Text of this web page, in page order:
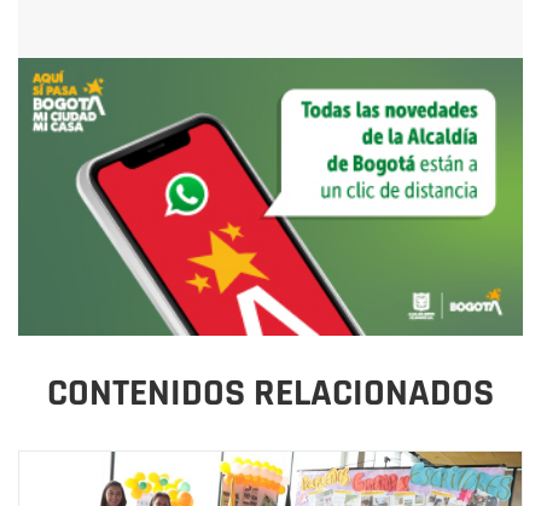
CONTENIDOS RELACIONADOS